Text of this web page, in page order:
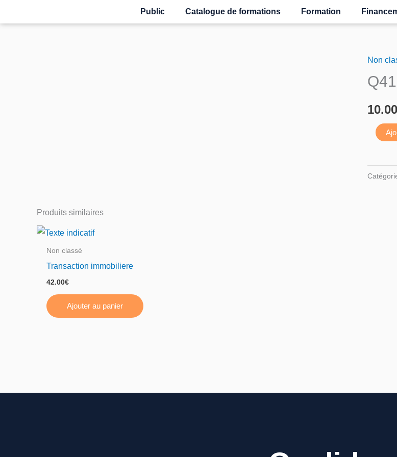
to
Public Catalogue de formations Formation
Non
10.00
quantité
de
Q41.
UE
gestion
Produits similaires
Non classé
Transaction immobiliere
42.00€
Ajouter au panier